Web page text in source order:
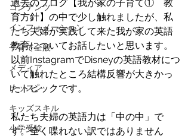
コンテンツ
インフォメーション
子育て全般
メディア
レッスン
キッズスキル
小学受験
過去のブログ【我が家の子育て①　教
育方針】の中で少し触れましたが、私
たち夫婦が実践して来た我が家の英語
教育についてお話したいと思います。
以前InstagramでDisneyの英語教材につ
いて触れたところ結構反響が大きかっ
たトピックです。
私たち夫婦の英語力は「中の中」で
す。全く喋れない訳ではありません